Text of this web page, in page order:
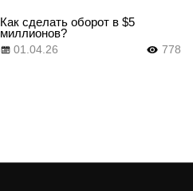
Как сделать оборот в $5
миллионов?
01.04.26
778